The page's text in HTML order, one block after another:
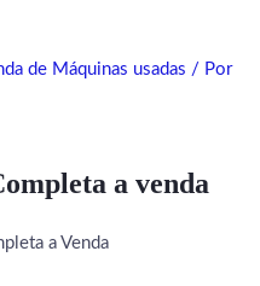
de Máquinas usadas / Por
a venda
a Venda